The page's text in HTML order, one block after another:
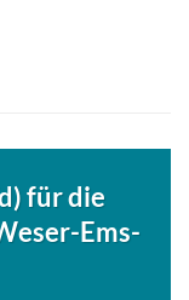
für die
Ems-